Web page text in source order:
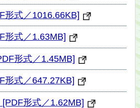
形式／1016.66KB]
形式／1.63MB]
形式／1.45MB]
形式／647.27KB]
形式／1.62MB]